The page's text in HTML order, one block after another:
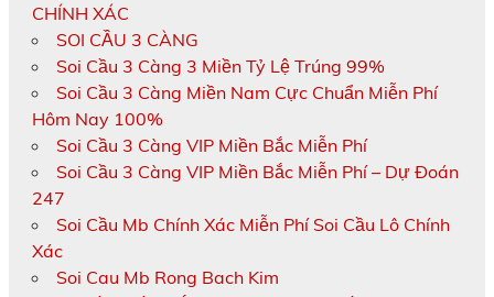
CHÍNH XÁC
SOI CẦU 3 CÀNG
Soi Cầu 3 Càng 3 Miền Tỷ Lệ Trúng 99%
Soi Cầu 3 Càng Miền Nam Cực Chuẩn Miễn Phí
Hôm Nay 100%
Soi Cầu 3 Càng VIP Miền Bắc Miễn Phí
Soi Cầu 3 Càng VIP Miền Bắc Miễn Phí – Dự Đoán
247
Soi Cầu Mb Chính Xác Miễn Phí Soi Cầu Lô Chính
Xác
Soi Cau Mb Rong Bach Kim